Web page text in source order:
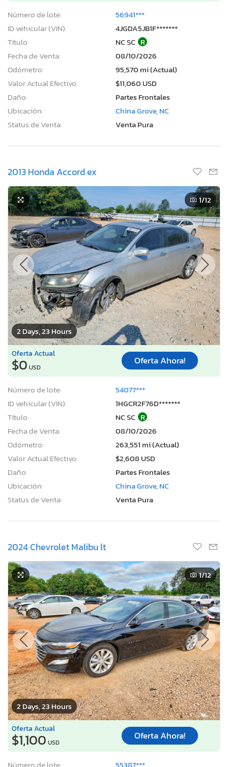
Número de lote:
56941***
ID vehicular (VIN):
4JGDA5JB1F*******
Título:
NC SC R
Fecha de Venta:
08/10/2026
Odómetro:
95,570 mi (Actual)
Valor Actual Efectivo:
$11,060 USD
Daño:
Partes Frontales
Ubicación:
China Grove, NC
Status de Venta:
Venta Pura
2013 Honda Accord ex
2 Days, 23 Hours
1/12
Oferta Actual
$0 USD
Oferta Ahora!
Número de lote:
54077***
ID vehicular (VIN):
1HGCR2F76D*******
Título:
NC SC R
Fecha de Venta:
08/10/2026
Odómetro:
263,551 mi (Actual)
Valor Actual Efectivo:
$2,608 USD
Daño:
Partes Frontales
Ubicación:
China Grove, NC
Status de Venta:
Venta Pura
2024 Chevrolet Malibu lt
2 Days, 23 Hours
1/12
Oferta Actual
$1,100 USD
Oferta Ahora!
Número de lote: 55387***